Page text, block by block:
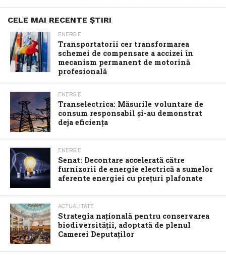
CELE MAI RECENTE ȘTIRI
ENERGIE
Transportatorii cer transformarea
schemei de compensare a accizei în
mecanism permanent de motorină
profesională
ENERGIE
Transelectrica: Măsurile voluntare de
consum responsabil şi-au demonstrat
deja eficienţa
ENERGIE
Senat: Decontare accelerată către
furnizorii de energie electrică a sumelor
aferente energiei cu prețuri plafonate
ACTUALITATE
Strategia națională pentru conservarea
biodiversității, adoptată de plenul
Camerei Deputaților